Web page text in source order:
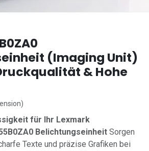
(Imaging Unit)
& Hohe
für Ihr Lexmark
Belichtungseinheit Sorgen
Texte und präzise Grafiken bei